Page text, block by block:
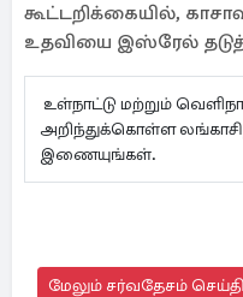
கூட்டறிக்கையில்,
உதவியை இஸ்ரேல்
உள்நாட்டு மற்றும்
அறிந்துக்கொள்ள
இணையுங்கள்.
மேலும் சர்வதேசம்